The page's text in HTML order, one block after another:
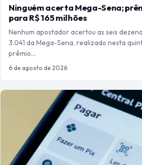
Ninguém acerta Mega-Sena;
para R$ 165 milhões
Nenhum apostador acertou as seis
3.041 da Mega-Sena, realizado nesta
prêmio…
6 de agosto de 2026